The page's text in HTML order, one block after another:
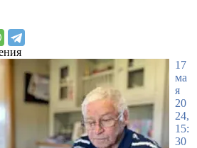
17
ма
я
20
24,
15:
30